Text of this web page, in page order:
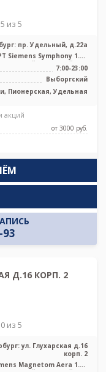
из 5
пр. Удельный, д.22а
Siemens Symphony 1.5T
закрытый тип
7:00-23:00
Выборгский
Пионерская, Удельная
акций
от 3000 pуб.
93
Д.16 КОРП. 2
из 5
ул. Глухарская д.16
корп. 2
Magnetom Aera 1.5T